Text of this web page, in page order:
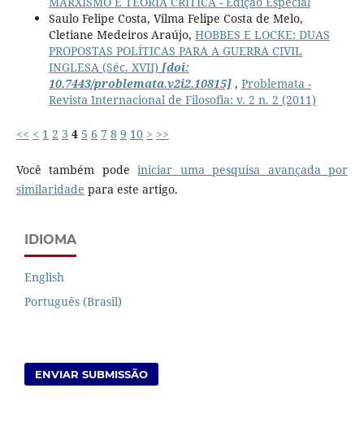
Saulo Felipe Costa, Vilma Felipe Costa de Melo,
Cletiane Medeiros Araújo, HOBBES E LOCKE: DUAS
PROPOSTAS POLÍTICAS PARA A GUERRA CIVIL
INGLESA (Séc. XVII) [doi:
10.7443/problemata.v2i2.10815], Problemata -
Revista Internacional de Filosofia: v. 2 n. 2 (2011)
<< < 1 2 3 4 5 6 7 8 9 10 > >>
Você também podeiniciar uma pesquisa avançada por
similaridade para este artigo.
IDIOMA
English
Português (Brasil)
ENVIAR SUBMISSÃO